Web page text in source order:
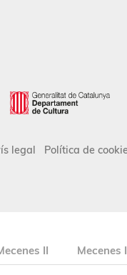
legal Política de
II Mecenes